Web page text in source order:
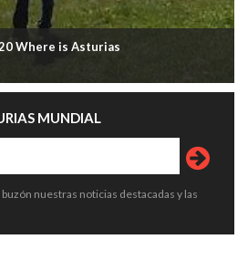
Where is Asturias
MUNDIAL
nuestras noticias destacadas y las